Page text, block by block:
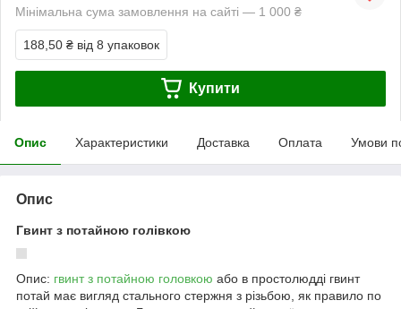
Мінімальна сума замовлення на сайті — 1 000 ₴
188,50 ₴ від 8 упаковок
Купити
Опис Характеристики Доставка Оплата Умови
Опис
Гвинт з потайною голівкою
Опис: гвинт з потайною головкою або в простолюдді гвинт
потай має вигляд стального стержня з різьбою, як правило по